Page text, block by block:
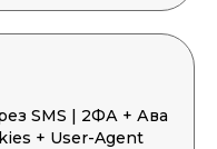
SMS | 2ФА + Ава
+ User-Agent